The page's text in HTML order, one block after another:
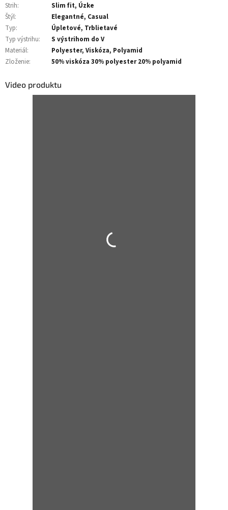
Strih:
Slim fit, Úzke
Štýl:
Elegantné, Casual
Typ:
Úpletové, Trblietavé
Typ výstrihu:
S výstrihom do V
Materiál:
Polyester, Viskóza, Polyamid
Zloženie: 50% viskóza 30% polyester 20% polyamid
Video produktu